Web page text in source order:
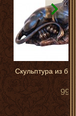
Скульптура из
995